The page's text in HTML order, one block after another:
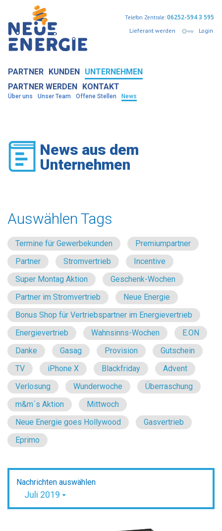
Lieferant werden Login
Telefon Zentrale:06252-594 3 595
PARTNER KUNDEN UNTERNEHMEN
Über uns Unser Team Offene Stellen News
PARTNER WERDEN KONTAKT
News aus dem
Unternehmen
Auswählen Tags
Termine für Gewerbekunden
Premiumpartner
Partner
Stromvertrieb
Incentive
Super Montag Aktion
Geschenk-Wochen
Partner im Stromvertrieb
Neue Energie
Bonus Shop für Vertriebspartner im Energievertrieb
Energievertrieb
Wahnsinns-Wochen
E.ON
Danke
Gasag Provision
Gutschein
TV
iPhone X Blackfriday
Advent
Verlosung
Wunderwoche
Überraschung
m&m´s Aktion
Mittwoch
Neue Energie goes Hollywood
Gasvertrieb
Eprimo
Nachrichten auswählen
Juli 2019